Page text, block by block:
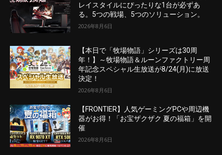
レイスタイルにぴったりな1台が必ずあ
る。5つの戦場、5つのソリューション。
2026年8月6日
【本日で「牧場物語」シリーズは30周
年！】～牧場物語＆ルーンファクトリー周
年記念スペシャル生放送が8/24(月)に放送
決定！
2026年8月6日
【FRONTIER】人気ゲーミングPCや周辺機
器がお得！「お宝ザクザク 夏の福箱」を開
催
2026年8月6日